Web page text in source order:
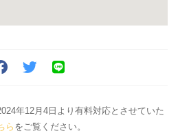
年12月4日より有料対応とさせていた
ら をご覧ください。